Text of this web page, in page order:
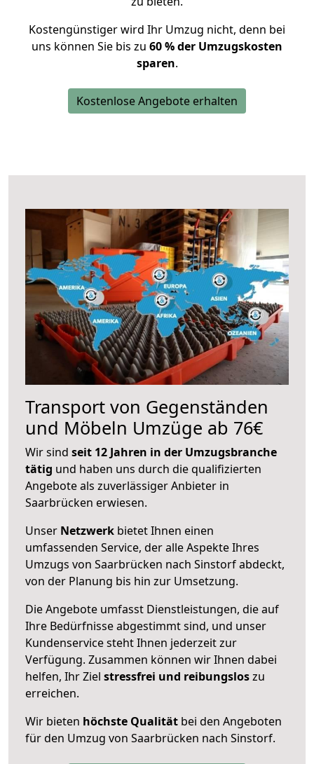
Kostengünstiger wird Ihr Umzug nicht, denn bei
uns können Sie bis zu 60 % der Umzugskosten
sparen.
Kostenlose Angebote erhalten
Transport von Gegenständen
und Möbeln Umzüge ab 76€
Wir sind seit 12 Jahren in der Umzugsbranche
tätig und haben uns durch die qualifizierten
Angebote als zuverlässiger Anbieter in
Saarbrücken erwiesen.
Unser Netzwerk bietet Ihnen einen
umfassenden Service, der alle Aspekte Ihres
Umzugs von Saarbrücken nach Sinstorf abdeckt,
von der Planung bis hin zur Umsetzung.
Die Angebote umfasst Dienstleistungen, die auf
Ihre Bedürfnisse abgestimmt sind, und unser
Kundenservice steht Ihnen jederzeit zur
Verfügung. Zusammen können wir Ihnen dabei
helfen, Ihr Ziel stressfrei und reibungsloszu
erreichen.
Wir bieten höchste Qualität bei den Angeboten
für den Umzug von Saarbrücken nach Sinstorf.